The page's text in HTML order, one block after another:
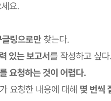
요.
글링으로만찾는다.
있는 보고서를 작성하고 싶다.
요청하는 것이 어렵다.
요청한 내용에 대해 몇 번씩